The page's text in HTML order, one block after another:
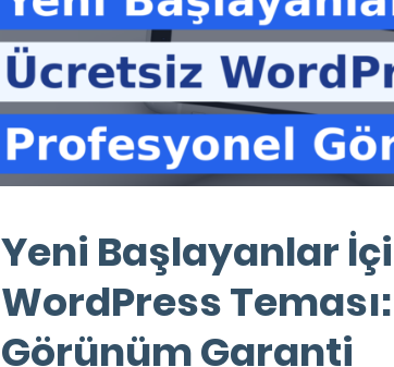
Yeni Başlayanlar
WordPress
Görünüm Garanti